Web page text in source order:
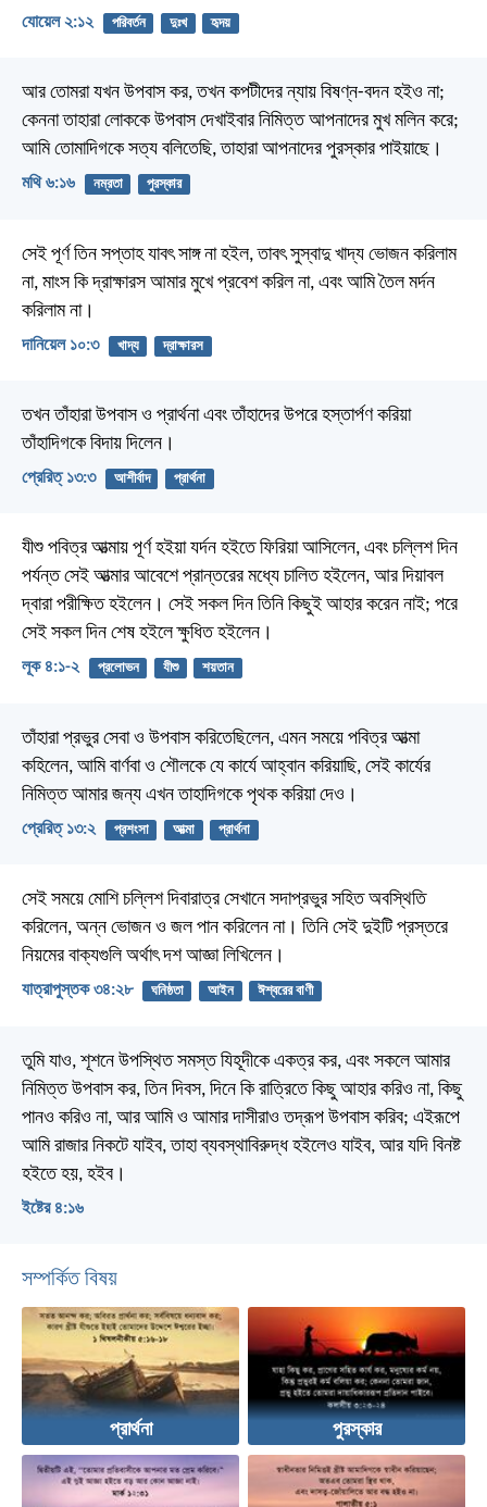
যোয়েল ২:১২ পরিবর্তন দুঃখ হৃদয়
আর তোমরা যখন উপবাস কর, তখন কপটীদের ন্যায় বিষণ্ন-বদন হইও না;
কেননা তাহারা লোককে উপবাস দেখাইবার নিমিত্ত আপনাদের মুখ মলিন করে;
আমি তোমাদিগকে সত্য বলিতেছি, তাহারা আপনাদের পুরস্কার পাইয়াছে।
মথি ৬:১৬ নম্রতা পুরস্কার
সেই পূর্ণ তিন সপ্তাহ যাবৎ সাঙ্গ না হইল, তাবৎ সুস্বাদু খাদ্য ভোজন করিলাম
না, মাংস কি দ্রাক্ষারস আমার মুখে প্রবেশ করিল না, এবং আমি তৈল মর্দন
করিলাম না।
দানিয়েল ১০:৩ খাদ্য দ্রাক্ষারস
তখন তাঁহারা উপবাস ও প্রার্থনা এবং তাঁহাদের উপরে হস্তার্পণ করিয়া
তাঁহাদিগকে বিদায় দিলেন।
প্রেরিত্‌ ১৩:৩ আশীর্বাদ প্রার্থনা
যীশু পবিত্র আত্মায় পূর্ণ হইয়া যর্দন হইতে ফিরিয়া আসিলেন, এবং চল্লিশ দিন
পর্যন্ত সেই আত্মার আবেশে প্রান্তরের মধ্যে চালিত হইলেন, আর দিয়াবল
দ্বারা পরীক্ষিত হইলেন। সেই সকল দিন তিনি কিছুই আহার করেন নাই; পরে
সেই সকল দিন শেষ হইলে ক্ষুধিত হইলেন।
লূক ৪:১-২ প্রলোভন যীশু শয়তান
তাঁহারা প্রভুর সেবা ও উপবাস করিতেছিলেন, এমন সময়ে পবিত্র আত্মা
কহিলেন, আমি বার্ণবা ও শৌলকে যে কার্যে আহ্বান করিয়াছি, সেই কার্যের
নিমিত্ত আমার জন্য এখন তাহাদিগকে পৃথক করিয়া দেও।
প্রেরিত্‌ ১৩:২ প্রশংসা আত্মা প্রার্থনা
সেই সময়ে মোশি চল্লিশ দিবারাত্র সেখানে সদাপ্রভুর সহিত অবস্থিতি
করিলেন, অন্ন ভোজন ও জল পান করিলেন না। তিনি সেই দুইটি প্রস্তরে
নিয়মের বাক্যগুলি অর্থাৎ দশ আজ্ঞা লিখিলেন।
যাত্রাপুস্তক ৩৪:২৮ ঘনিষ্ঠতা আইন ঈশ্বরের বাণী
তুমি যাও, শূশনে উপস্থিত সমস্ত যিহূদীকে একত্র কর, এবং সকলে আমার
নিমিত্ত উপবাস কর, তিন দিবস, দিনে কি রাত্রিতে কিছু আহার করিও না, কিছু
পানও করিও না, আর আমি ও আমার দাসীরাও তদ্রূপ উপবাস করিব; এইরূপে
আমি রাজার নিকটে যাইব, তাহা ব্যবস্থাবিরুদ্ধ হইলেও যাইব, আর যদি বিনষ্ট
হইতে হয়, হইব।
ইষ্টের ৪:১৬
সম্পর্কিত বিষয়
প্রার্থনা পুরস্কার